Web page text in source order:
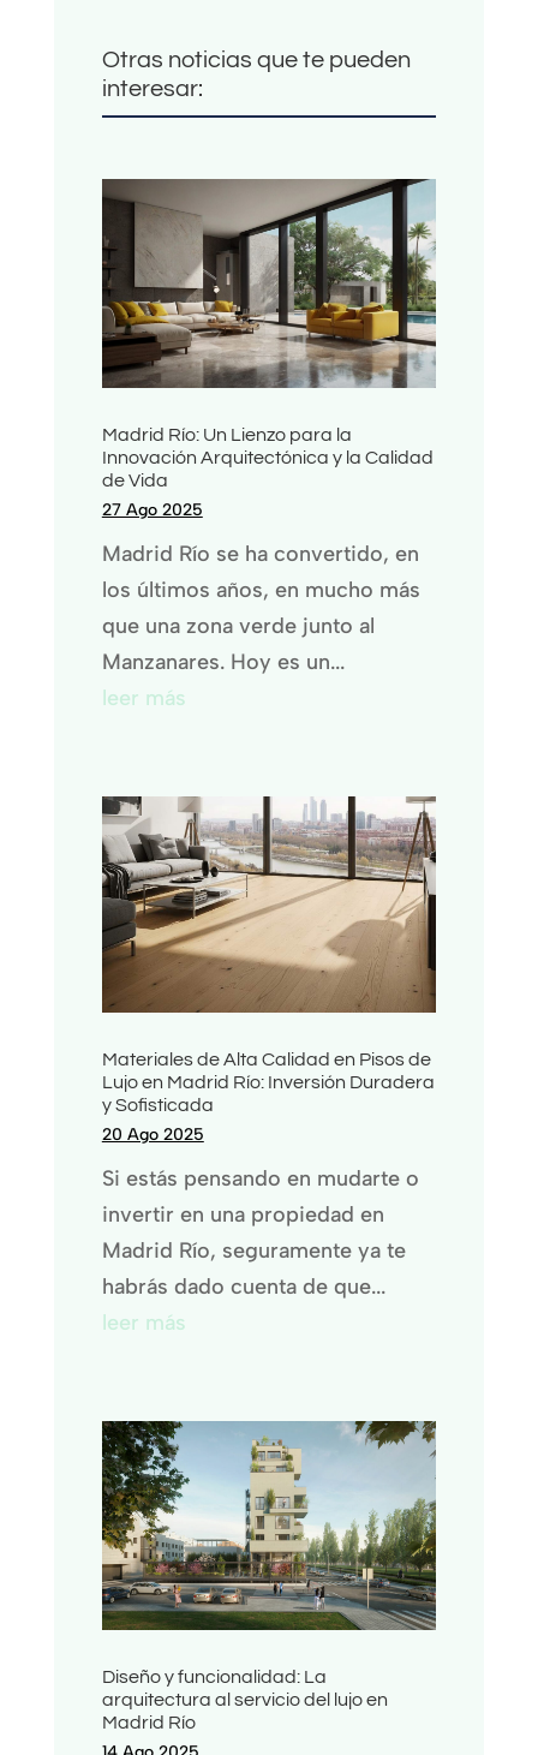
Otras noticias que te pueden
interesar:
Madrid Río: Un Lienzo para la
Innovación Arquitectónica y la Calidad
de Vida
27 Ago 2025
Madrid Río se ha convertido, en
los últimos años, en mucho más
que una zona verde junto al
Manzanares. Hoy es un...
leer más
Materiales de Alta Calidad en Pisos de
Lujo en Madrid Río: Inversión Duradera
y Sofisticada
20 Ago 2025
Si estás pensando en mudarte o
invertir en una propiedad en
Madrid Río, seguramente ya te
habrás dado cuenta de que...
leer más
Diseño y funcionalidad: La
arquitectura al servicio del lujo en
Madrid Río